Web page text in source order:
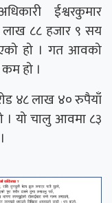
ईश्वरकुमार
लाख ८८ हजार ९ सय
हो । गत आवको
हो ।
४८ लाख ४० रुपैयाँ
। यो चालु आवमा ८३